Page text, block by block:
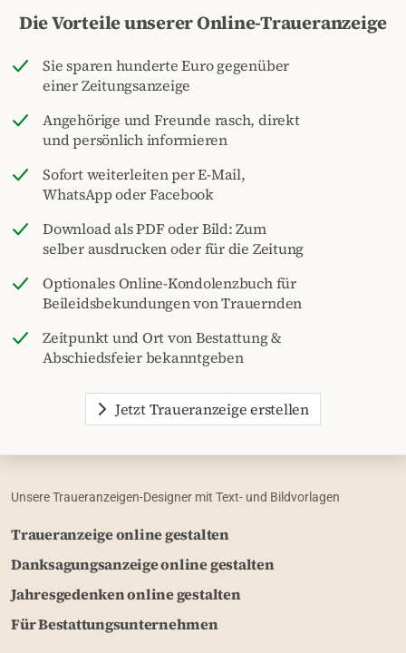
Die Vorteile unserer Online-Traueranzeige
Sie sparen hunderte Euro gegenüber
einer Zeitungsanzeige
Angehörige und Freunde rasch, direkt
und persönlich informieren
Sofort weiterleiten per E-Mail,
WhatsApp oder Facebook
Download als PDF oder Bild: Zum
selber ausdrucken oder für die Zeitung
Optionales Online-Kondolenzbuch für
Beileidsbekundungen von Trauernden
Zeitpunkt und Ort von Bestattung &
Abschiedsfeier bekanntgeben
Jetzt Traueranzeige erstellen
Unsere Traueranzeigen-Designer mit Text- und Bildvorlagen
Traueranzeige online gestalten
Danksagungsanzeige online gestalten
Jahresgedenken online gestalten
Für Bestattungsunternehmen